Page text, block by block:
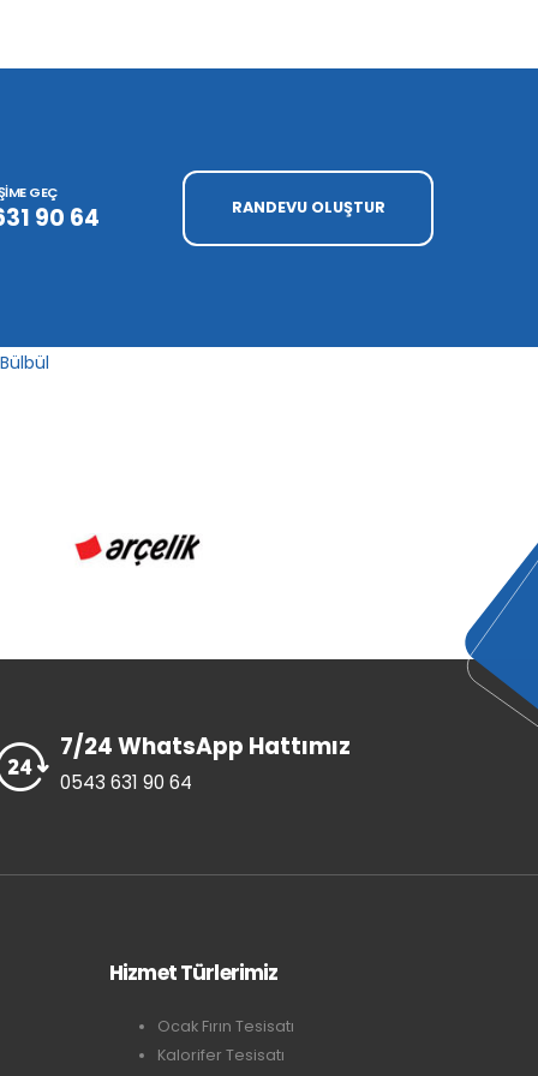
GEÇ
90 64 RANDEVU OLUŞTUR
7/24 WhatsApp Hattımız
0543 631 90 64
Hizmet Türlerimiz
Ocak Fırın Tesisatı
Kalorifer Tesisatı